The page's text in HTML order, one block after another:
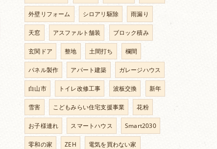
外壁リフォーム シロアリ駆除 雨漏り
天窓 アスファルト舗装 ブロック積み
玄関ドア 整地 土間打ち 欄間
パネル製作 アパート建築 ガレージハウス
白山市 トイレ改修工事 波板交換 新年
雪害 こどもみらい住宅支援事業 花粉
お子様連れ スマートハウス Smart2030
零和の家 ZEH 電気を買わない家